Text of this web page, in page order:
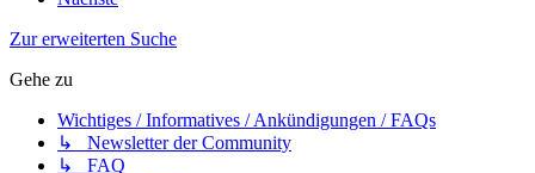
Zur erweiterten Suche
Gehe zu
Wichtiges / Informatives / Ankündigungen / FAQs
↳ Newsletter der Community
↳ FAQ